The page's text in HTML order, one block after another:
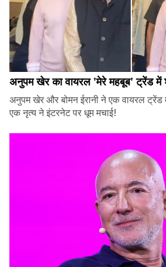
अनुपम खेर का वायरल 'मेरे महबूब' ट्रेंड में
अनुपम खेर और बोमन ईरानी ने एक वायरल
एक नृत्य ने इंटरनेट पर धूम मचाई!